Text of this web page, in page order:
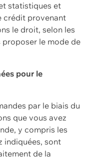
statistiques et
crédit provenant
le droit, selon les
proposer le mode de
pour le
par le biais du
que vous avez
y compris les
indiquées, sont
de la